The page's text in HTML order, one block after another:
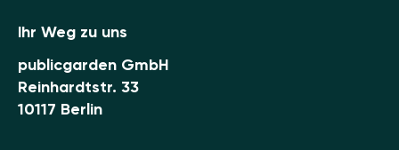
Ihr Weg zu uns
publicgarden GmbH
Reinhardtstr. 33
10117 Berlin